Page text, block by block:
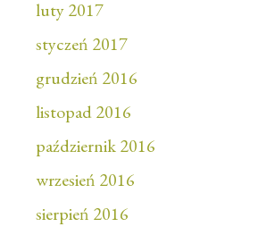
luty 2017
styczeń 2017
grudzień 2016
listopad 2016
październik 2016
wrzesień 2016
sierpień 2016